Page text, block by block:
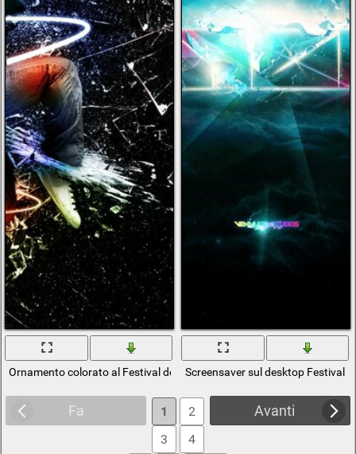
Ornamento colorato al Festival della fiammaScreensaver sul desktop Festival
Fa Avanti
1
2
3
4